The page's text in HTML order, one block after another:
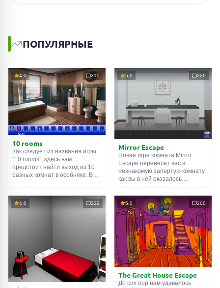
ПОПУЛЯРНЫЕ
4.0 315
10 rooms
Как следует из названия игры
"10 rooms", здесь вам
предстоит найти выход из 10
разных комнат в особняке. В
их, чтобы выйти. Выход из
одной комнаты является
5.0 229
Mirror Escape
Новая игра комната Mirror
Escape перенесет вас в
незнакомую запертую комнату,
как вы в ней оказалось
смекалки попробуйте решить
все, приготовленные авторами
для вас, головоломки и найти
выход на свободу.
Внимательно осмотрите
помещение, возможно вы
сможете найти какие-нибудь
подсказки. Желаем удачи!
4.0 222 5.0 200
The Great House Escape
До сих пор нам удавалось